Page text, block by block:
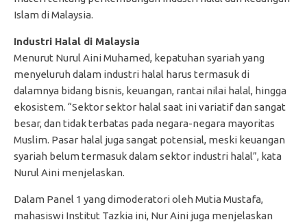
Islam di Malaysia.
Industri Halal di Malaysia
Menurut Nurul Aini Muhamed, kepatuhan syariah yang
menyeluruh dalam industri halal harus termasuk di
dalamnya bidang bisnis, keuangan, rantai nilai halal, hingga
ekosistem. “Sektor sektor halal saat ini variatif dan sangat
besar, dan tidak terbatas pada negara-negara mayoritas
Muslim. Pasar halal juga sangat potensial, meski keuangan
syariah belum termasuk dalam sektor industri halal”, kata
Nurul Aini menjelaskan.
Dalam Panel 1 yang dimoderatori oleh Mutia Mustafa,
mahasiswi Institut Tazkia ini, Nur Aini juga menjelaskan